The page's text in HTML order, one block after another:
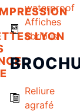
waterproof
Affiches
abribus
Reliure
agrafé
LYON